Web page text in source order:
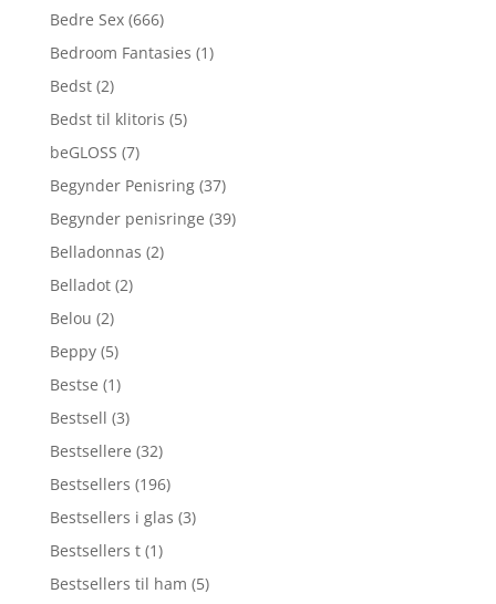
Bedre Sex (666)
Bedroom Fantasies (1)
Bedst (2)
Bedst til klitoris (5)
beGLOSS (7)
Begynder Penisring (37)
Begynder penisringe (39)
Belladonnas (2)
Belladot (2)
Belou (2)
Beppy (5)
Bestse (1)
Bestsell (3)
Bestsellere (32)
Bestsellers (196)
Bestsellers i glas (3)
Bestsellers t (1)
Bestsellers til ham (5)